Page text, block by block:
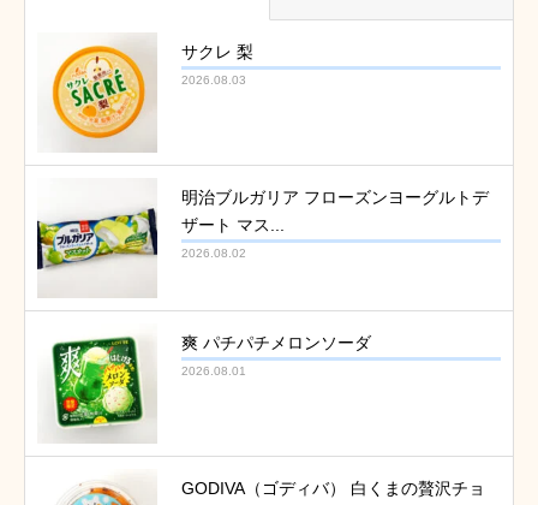
サクレ 梨
2026.08.03
明治ブルガリア フローズンヨーグルトデ
ザート マス...
2026.08.02
爽 パチパチメロンソーダ
2026.08.01
GODIVA（ゴディバ） 白くまの贅沢チョ